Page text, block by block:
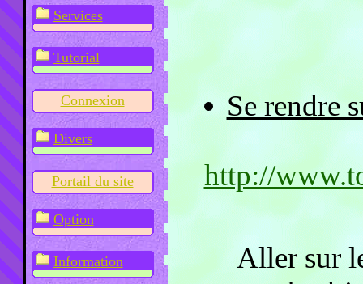
Services
Tutorial
Connexion
Divers
Portail du site
Option
Information
Se rendre
http://
Aller sur